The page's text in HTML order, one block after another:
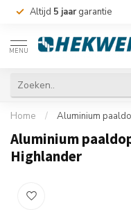
Altijd 5 jaargarantie
MENU
Home / Aluminium
Aluminium
Highlander